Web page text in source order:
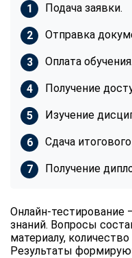
Подача заявки.
Отправка
Оплата обучения.
Получение
Изучение
Сдача
Получение
Онлайн-тестирование
знаний. Вопросы
материалу,
Результаты